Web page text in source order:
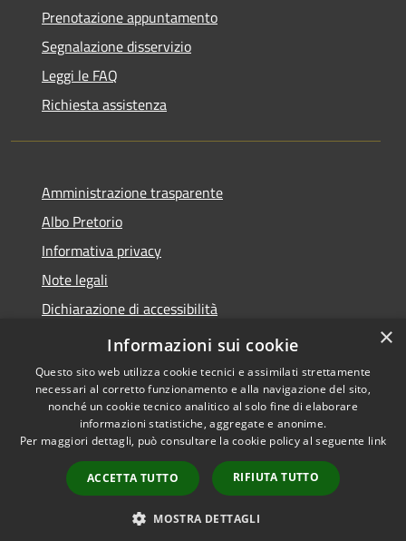
Prenotazione appuntamento
Segnalazione disservizio
Leggi le FAQ
Richiesta assistenza
Amministrazione trasparente
Albo Pretorio
Informativa privacy
Note legali
Dichiarazione di accessibilità
Feedback e Recapiti
Accessibilità
Copyright © 2026 • Comune di
Castiglione Cosentino •
Powered byMunicipium
Accesso redazione
×
Informazioni sui cookie
Questo sito web utilizza cookie tecnici e assimilati strettamente
necessari al corretto funzionamento e alla navigazione del sito,
nonché un cookie tecnico analitico al solo fine di elaborare
informazioni statistiche, aggregate e anonime.
Per maggiori dettagli, può consultare la cookie policy al seguente link
ACCETTA TUTTO RIFIUTA TUTTO
MOSTRA DETTAGLI